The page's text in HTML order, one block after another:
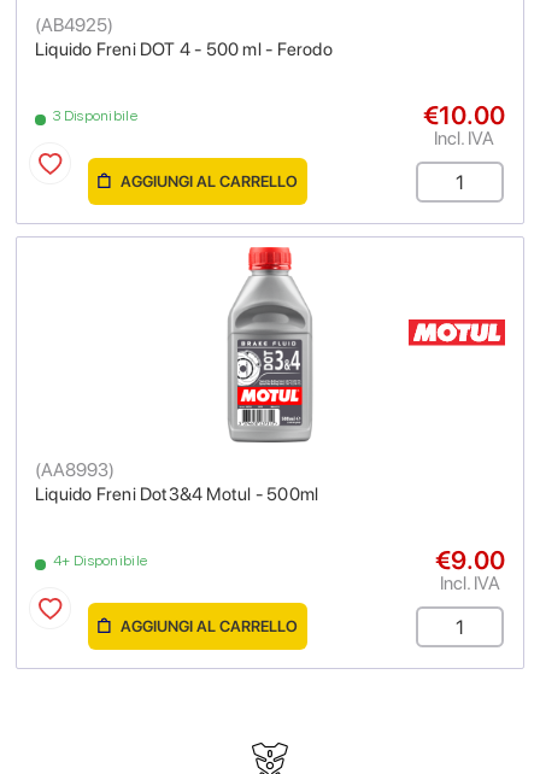
Liquido Freni DOT 4 - 500 ml - Ferodo
(AB4925)
3 Disponibile €10.00
Incl. IVA
AGGIUNGI AL CARRELLO
Liquido Freni Dot3&4 Motul - 500ml
(AA8993)
4+ Disponibile €9.00
Incl. IVA
AGGIUNGI AL CARRELLO